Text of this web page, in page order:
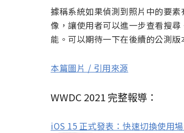
據稱系統如果偵測到照片中的要
像，讓使用者可以進一步查看搜
能。可以期待一下在後續的公測
本篇圖片 / 引用來源
WWDC 2021 完整報導：
iOS 15 正式發表：快速切換使用